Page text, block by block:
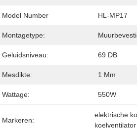
Model Number HL-MP17
Montagetype:
Geluidsniveau: 69 DB
Mesdikte: 1 Mm
Wattage: 550W
Markeren:
elektrische